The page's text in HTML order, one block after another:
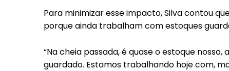
Para minimizar esse impacto, Silva contou
porque ainda trabalham com estoques
“Na cheia passada, é quase o estoque
guardado. Estamos trabalhando hoje com,